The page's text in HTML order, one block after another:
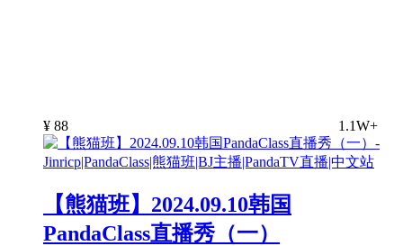
¥ 88 1.1W+
【熊猫班】2024.09.10韩国
PandaClass直播秀（一）